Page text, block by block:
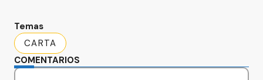
Temas
CARTA
COMENTARIOS